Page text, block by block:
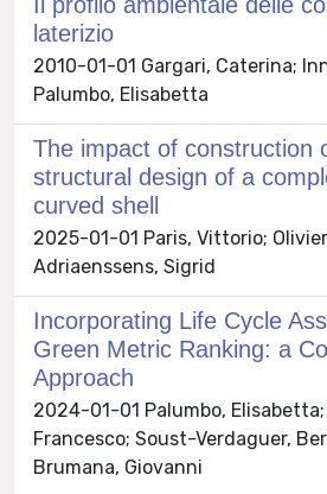
laterizio
2010-01-01 Gargari, Caterina;
Palumbo, Elisabetta
The impact of construction
structural design of a
curved shell
2025-01-01 Paris, Vittorio;
Adriaenssens, Sigrid
Incorporating Life Cycle
Green Metric Ranking: a
Approach
2024-01-01 Palumbo,
Francesco; Soust-Verdaguer,
Brumana, Giovanni